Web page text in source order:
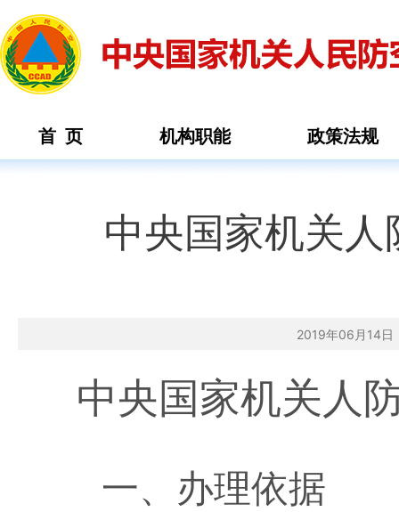
首 页 机构职能 政策法规
中央国家机关
2019年06月14
中央国家机关人
一、办理依据